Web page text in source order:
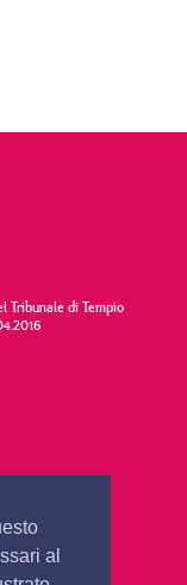
al
Tribunale di Tempio